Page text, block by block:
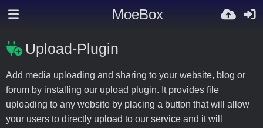
MoeBox
Upload-Plugin
Add media uploading and sharing to your website, blog or
forum by installing our upload plugin. It provides file
uploading to any website by placing a button that will allow
your users to directly upload to our service and it will